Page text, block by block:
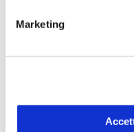
Marketing